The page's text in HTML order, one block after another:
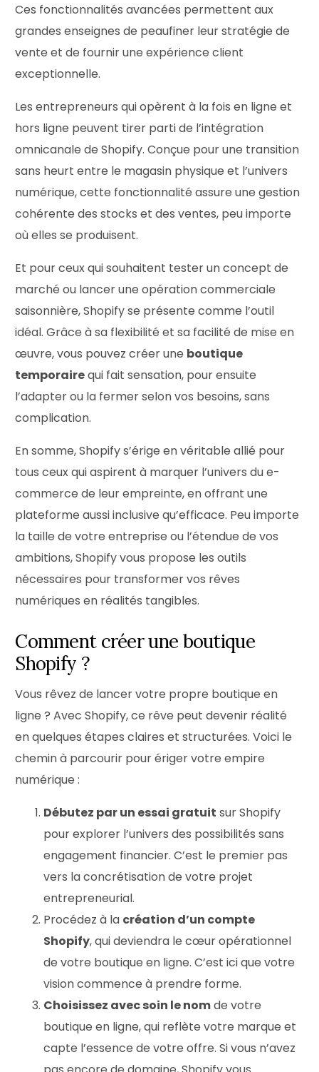
Ces fonctionnalités avancées permettent aux
grandes enseignes de peaufiner leur stratégie de
vente et de fournir une expérience client
exceptionnelle.
Les entrepreneurs qui opèrent à la fois en ligne et
hors ligne peuvent tirer parti de l’intégration
omnicanale de Shopify. Conçue pour une transition
sans heurt entre le magasin physique et l’univers
numérique, cette fonctionnalité assure une gestion
cohérente des stocks et des ventes, peu importe
où elles se produisent.
Et pour ceux qui souhaitent tester un concept de
marché ou lancer une opération commerciale
saisonnière, Shopify se présente comme l’outil
idéal. Grâce à sa flexibilité et sa facilité de mise en
œuvre, vous pouvez créer une boutique
temporairequi fait sensation, pour ensuite
l’adapter ou la fermer selon vos besoins, sans
complication.
En somme, Shopify s’érige en véritable allié pour
tous ceux qui aspirent à marquer l’univers du e-
commerce de leur empreinte, en offrant une
plateforme aussi inclusive qu’efficace. Peu importe
la taille de votre entreprise ou l’étendue de vos
ambitions, Shopify vous propose les outils
nécessaires pour transformer vos rêves
numériques en réalités tangibles.
Comment créer une boutique
Shopify ?
Vous rêvez de lancer votre propre boutique en
ligne ? Avec Shopify, ce rêve peut devenir réalité
en quelques étapes claires et structurées. Voici le
chemin à parcourir pour ériger votre empire
numérique :
Débutez par un essai gratuit sur Shopify
pour explorer l’univers des possibilités sans
engagement financier. C’est le premier pas
vers la concrétisation de votre projet
entrepreneurial.
Procédez à la création d’un compte
Shopify, qui deviendra le cœur opérationnel
de votre boutique en ligne. C’est ici que votre
vision commence à prendre forme.
Choisissez avec soin le nomde votre
boutique en ligne, qui reflète votre marque et
capte l’essence de votre offre. Si vous n’avez